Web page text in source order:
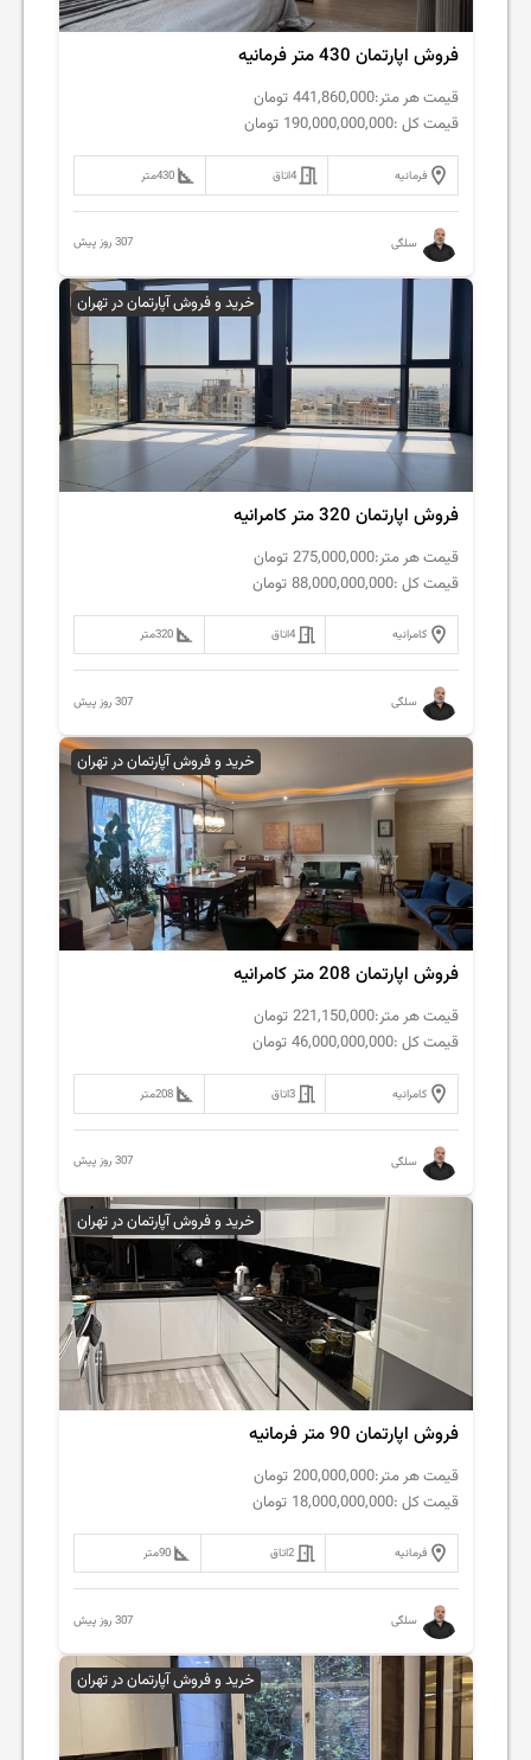
فروش اپارتمان 430 متر فرمانیه
قیمت هر متر:441,860,000 تومان
قیمت کل :190,000,000,000 تومان
فرمانیه 4اتاق 430متر
سلگی 307 روز پیش
خرید و فروش آپارتمان در تهران
فروش اپارتمان 320 متر کامرانیه
قیمت هر متر:275,000,000 تومان
قیمت کل :88,000,000,000 تومان
کامرانیه 4اتاق 320متر
سلگی 307 روز پیش
خرید و فروش آپارتمان در تهران
فروش اپارتمان 208 متر کامرانیه
قیمت هر متر:221,150,000 تومان
قیمت کل :46,000,000,000 تومان
کامرانیه 3اتاق 208متر
سلگی 307 روز پیش
خرید و فروش آپارتمان در تهران
فروش اپارتمان 90 متر فرمانیه
قیمت هر متر:200,000,000 تومان
قیمت کل :18,000,000,000 تومان
فرمانیه 2اتاق 90متر
سلگی 307 روز پیش
خرید و فروش آپارتمان در تهران